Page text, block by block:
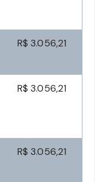
R$ 3.056,21
R$ 3.056,21
R$ 3.056,21